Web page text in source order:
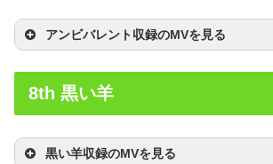
アンビバレント収録のMVを見る
8th 黒い羊
黒い羊収録のMVを見る